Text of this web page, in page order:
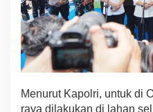
g
a
n
D
u
n
a
Menurut Kapolri, untuk di
raya dilakukan di lahan